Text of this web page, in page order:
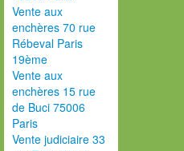
Vente aux
enchères 70 rue
Rébeval Paris
19ème
Vente aux
enchères 15 rue
de Buci 75006
Paris
Vente judiciaire 33